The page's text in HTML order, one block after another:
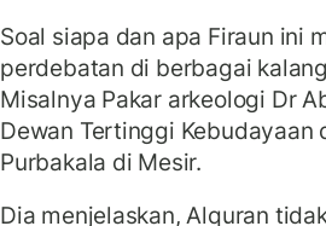
Soal siapa dan apa Firaun ini
perdebatan di berbagai
Misalnya Pakar arkeologi Dr
Dewan Tertinggi Kebudayaan
Purbakala di Mesir.
Dia menjelaskan, Alquran